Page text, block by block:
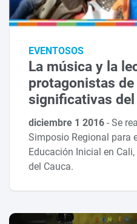
EVENTOSOS
La música y la
protagonistas
significativas del
diciembre 1 2016-Se
Simposio Regional para
Educación Inicial en
del Cauca.